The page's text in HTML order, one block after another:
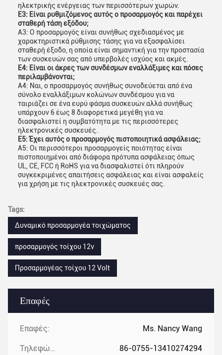
Επαφές
Επαφές: Ms. Nancy Wang
Τηλεφώνημα: 86-0755-13410274294
ηλεκτρικής ενέργειας των περισσότερων χωρών.
Ε3: Είναι ρυθμιζόμενος αυτός ο προσαρμογός και παρέχει
σταθερή τάση εξόδου;
Α3: Ο προσαρμογός είναι συνήθως σχεδιασμένος με
χαρακτηριστικά ρύθμισης τάσης για να εξασφαλίσει
σταθερή έξοδο, η οποία είναι σημαντική για την προστασία
των συσκευών σας από υπερβολές ισχύος και ακμές.
Ε4: Είναι οι άκρες των συνδέσμων εναλλάξιμες και πόσες
περιλαμβάνονται;
Α4: Ναι, ο προσαρμογός συνήθως συνοδεύεται από ένα
σύνολο εναλλάξιμων κολώνων συνδέσμου για να
ταιριάζει σε ένα ευρύ φάσμα συσκευών.αλλά συνήθως
υπάρχουν 6 έως 8 διαφορετικά μεγέθη για να
διασφαλιστεί η συμβατότητα με τις περισσότερες
ηλεκτρονικές συσκευές.
Ε5: Έχει αυτός ο προσαρμογός πιστοποιητικά ασφάλειας;
Α5: Οι περισσότεροι προσαρμογείς ποιότητας είναι
πιστοποιημένοι από διάφορα πρότυπα ασφάλειας όπως
UL, CE, FCC ή RoHS για να διασφαλιστεί ότι πληρούν
συγκεκριμένες απαιτήσεις ασφάλειας και είναι ασφαλείς
για χρήση με τις ηλεκτρονικές συσκευές σας.
Tags:
Δυναμικό προσαρμογέα τοιχώματος
προσαρμογός τοίχου 12v
Προσαρμογέας τοίχου 12 Volt